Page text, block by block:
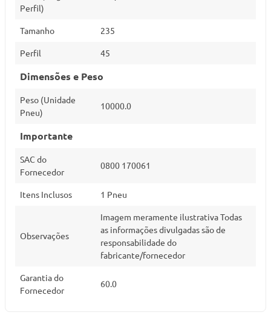
Perfil)
Tamanho 235
Perfil 45
Dimensões e Peso
Peso (Unidade
Pneu)
10000.0
Importante
SAC do
Fornecedor
0800 170061
Itens Inclusos 1 Pneu
Observações
Imagem meramente ilustrativa Todas
as informações divulgadas são de
responsabilidade do
fabricante/fornecedor
Garantia do
Fornecedor
60.0